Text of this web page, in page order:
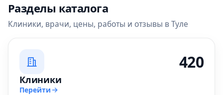
Разделы каталога
Клиники, врачи, цены, работы и отзывы в Туле
420
Клиники
Перейти